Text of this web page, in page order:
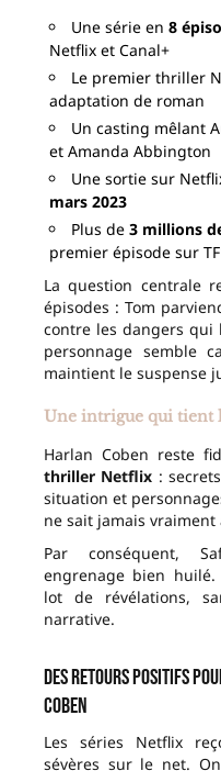
Une série en 8
Netflix et Canal+
Le premier thriller
adaptation de roman
Un casting mêlant
et Amanda Abbington
Une sortie sur
mars 2023
Plus de 3 millions
premier épisode sur
La question centrale
épisodes : Tom
contre les dangers qui
personnage semble
maintient le suspense
Une intrigue qui tient
Harlan Coben reste
thriller Netflix :
situation et
ne sait jamais
Par conséquent,
engrenage bien huilé.
lot de révélations,
narrative.
Des retours positifs
Coben
Les séries Netflix
sévères sur le net.